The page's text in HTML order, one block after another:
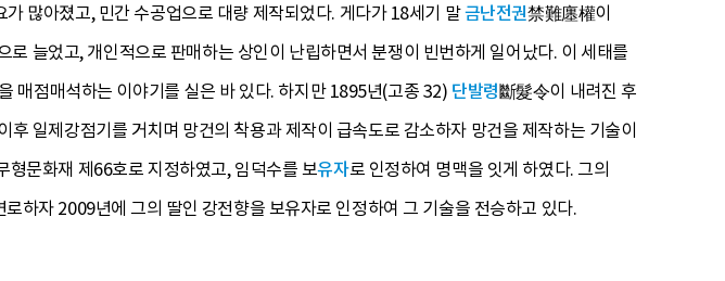
많아졌고, 민간 수공업으로 대량 제작되었다. 게다가 18세기 말금난전권禁難廛權이
로 늘었고, 개인적으로 판매하는 상인이 난립하면서 분쟁이 빈번하게 일어났다. 이 세태를
매점매석하는 이야기를 실은 바 있다. 하지만 1895년(고종 32) 단발령斷髮令이 내려진 후
일제강점기를 거치며 망건의 착용과 제작이 급속도로 감소하자 망건을 제작하는 기술이
문화재 제66호로 지정하였고, 임덕수를 보유자로 인정하여 명맥을 잇게 하였다. 그의
하자 2009년에 그의 딸인 강전향을 보유자로 인정하여 그 기술을 전승하고 있다.